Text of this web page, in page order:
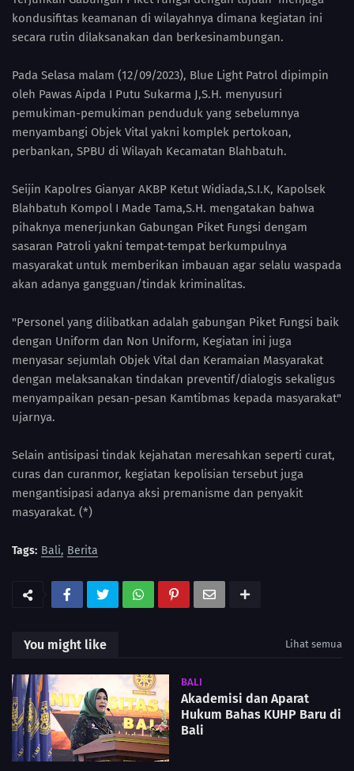
kondusifitas keamanan di wilayahnya dimana kegiatan ini
secara rutin dilaksanakan dan berkesinambungan.
Pada Selasa malam (12/09/2023), Blue Light Patrol dipimpin
oleh Pawas Aipda I Putu Sukarma J,S.H. menyusuri
pemukiman-pemukiman penduduk yang sebelumnya
menyambangi Objek Vital yakni komplek pertokoan,
perbankan, SPBU di Wilayah Kecamatan Blahbatuh.
Seijin Kapolres Gianyar AKBP Ketut Widiada,S.I.K, Kapolsek
Blahbatuh Kompol I Made Tama,S.H. mengatakan bahwa
pihaknya menerjunkan Gabungan Piket Fungsi dengam
sasaran Patroli yakni tempat-tempat berkumpulnya
masyarakat untuk memberikan imbauan agar selalu waspada
akan adanya gangguan/tindak kriminalitas.
"Personel yang dilibatkan adalah gabungan Piket Fungsi baik
dengan Uniform dan Non Uniform, Kegiatan ini juga
menyasar sejumlah Objek Vital dan Keramaian Masyarakat
dengan melaksanakan tindakan preventif/dialogis sekaligus
menyampaikan pesan-pesan Kamtibmas kepada masyarakat"
ujarnya.
Selain antisipasi tindak kejahatan meresahkan seperti curat,
curas dan curanmor, kegiatan kepolisian tersebut juga
mengantisipasi adanya aksi premanisme dan penyakit
masyarakat. (*)
Tags: Bali Berita
You might like Lihat semua
BALI
Akademisi dan Aparat
Hukum Bahas KUHP Baru di
Bali